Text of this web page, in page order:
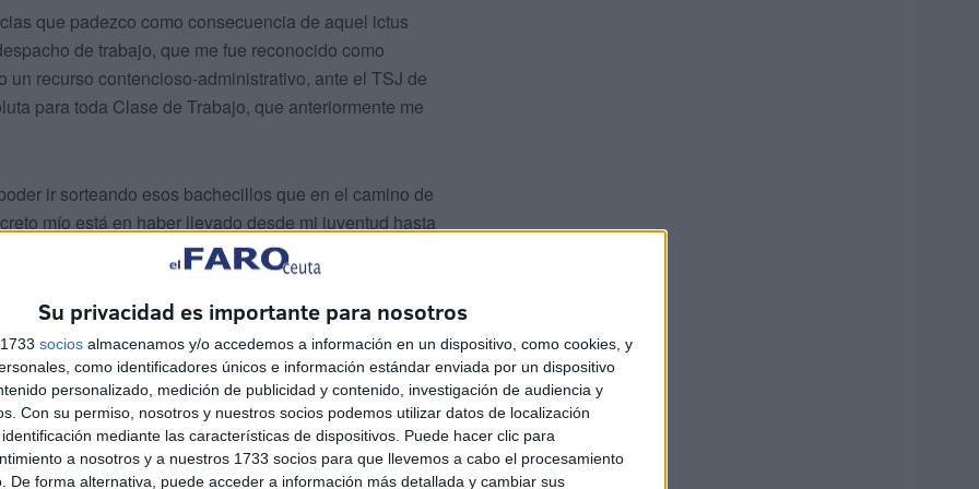
Su privacidad es importante para nosotros
socios almacenamos y/o accedemos a información en un dispositivo, como cookies, y
como identificadores únicos e información estándar enviada por un dispositivo
personalizado, medición de publicidad y contenido, investigación de audiencia y
Con su permiso, nosotros y nuestros socios podemos utilizar datos de localización
mediante las características de dispositivos. Puede hacer clic para
a nosotros y a nuestros 1733 socios para que llevemos a cabo el procesamiento
De forma alternativa, puede acceder a información más detallada y cambiar sus
que padezco como consecuencia de aquel ictus
de trabajo, que me fue reconocido como
un recurso contencioso-administrativo, ante el TSJ de
para toda Clase de Trabajo, que anteriormente me
ir sorteando esos bachecillos que en el camino de
mío está en haber llevado desde mi juventud hasta
sana, dentro de la que se incardinan mi trabajo
ya no sea en activo, pero al menos sí en pasivo,
En la primera situación, estuve trabajando y cotizando
50 años, 9 meses y 6 días. Me jubilé casi a los 70
como consecuencia del ictus sufrido.